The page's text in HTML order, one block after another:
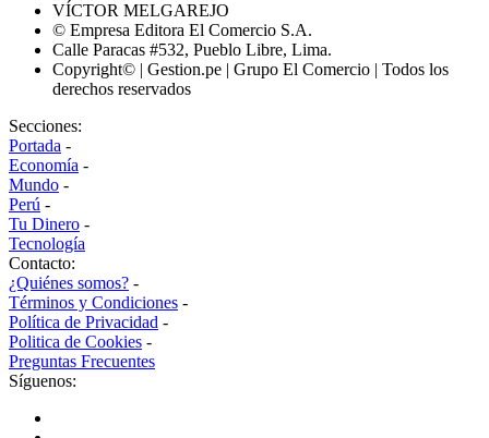
VÍCTOR MELGAREJO
© Empresa Editora El Comercio S.A.
Calle Paracas #532, Pueblo Libre, Lima.
Copyright© | Gestion.pe | Grupo El Comercio | Todos los
derechos reservados
Secciones:
Portada -
Economía -
Mundo -
Perú -
Tu Dinero -
Tecnología
Contacto:
¿Quiénes somos? -
Términos y Condiciones -
Política de Privacidad -
Politica de Cookies -
Preguntas Frecuentes
Síguenos: